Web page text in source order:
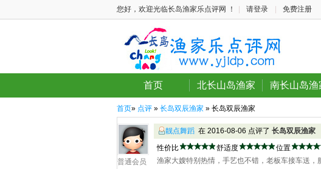
您好，欢迎光临长岛渔家乐点评网 ！ 请登录 免费注册
首页 北长山岛渔家 南长山岛渔
首页» 点评 » 长岛双辰渔家 » 长岛双辰渔家
普通会员
靓点舞蹈 在 2016-08-06 点评了 长岛双辰渔家
性价比
舒适度 位置
渔家大嫂特别热情，手艺也不错，老板车接车送，